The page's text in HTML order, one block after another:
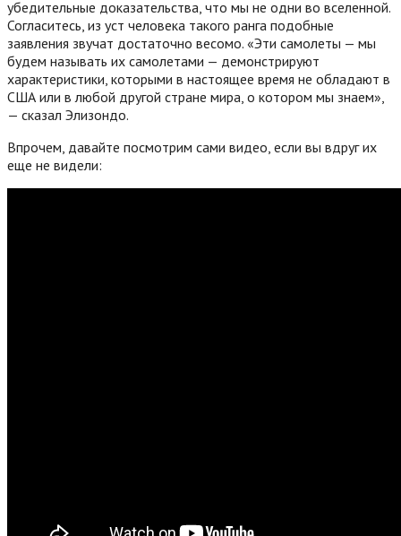
убедительные доказательства, что мы не одни во вселенной.
Согласитесь, из уст человека такого ранга подобные
заявления звучат достаточно весомо. «Эти самолеты — мы
будем называть их самолетами — демонстрируют
характеристики, которыми в настоящее время не обладают в
США или в любой другой стране мира, о котором мы знаем»,
— сказал Элизондо.
Впрочем, давайте посмотрим сами видео, если вы вдруг их
еще не видели: